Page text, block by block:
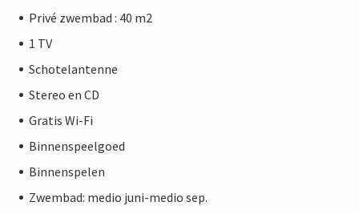
Privé zwembad : 40 m2
1 TV
Schotelantenne
Stereo en CD
Gratis Wi-Fi
Binnenspeelgoed
Binnenspelen
Zwembad: medio juni-medio sep.